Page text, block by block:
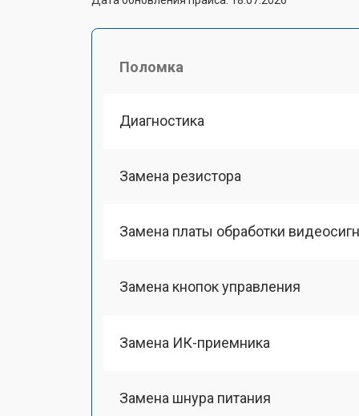
Поломка
Диагностика
Замена резистора
Замена платы обработки
Замена кнопок управления
Замена ИК-приемника
Замена шнура питания